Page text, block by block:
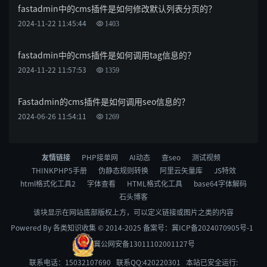
fastadmin中的cms插件是如何修改默认列表分页的？
2024-11-22 11:45:44 1403
fastadmin中的cms插件是如何调用tag信息的？
2024-11-22 11:57:53 1359
Fastadmin的cms插件是如何调用seo信息的？
2024-06-26 11:54:11 1269
友情链接 PHP接单网 AI动态 查seo
测试视频
THINKPHP5手册
伪静态规则转换 阿里云矢量库
JS特效
html格式化工具2
字体查看 HTML格式化工具
base64字体解码
石头博客
该块显示在网站底部版权上方，可以定义链接或图片之类的内容
Powered By 各类知识收集 © 2014-2025 备案号： 冀ICP备2024070905号-1
冀公网安备13011102001127号
联系电话： 15032107690 联系QQ:420220301 本站已安全运行: